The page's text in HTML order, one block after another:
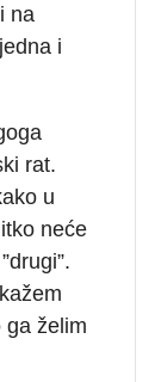
na
i
rat.
u
neće
ga želim